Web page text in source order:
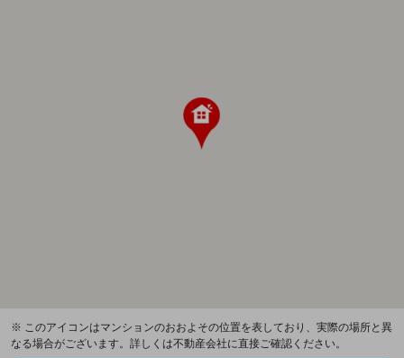
※ このアイコンはマンションのおおよその位置を表しており、実際の場所と異
なる場合がございます。詳しくは不動産会社に直接ご確認ください。